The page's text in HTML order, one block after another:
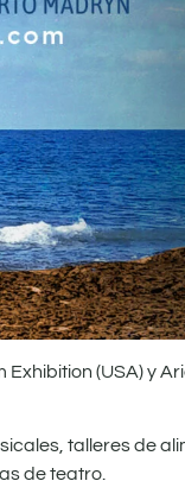
(USA) y
talleres de
de teatro.